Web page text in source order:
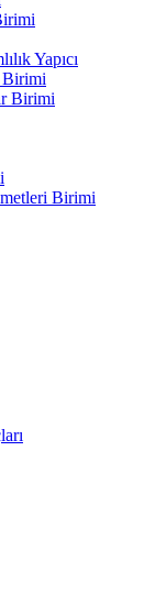
Yapıcı
Birimi
Birimi
Birimi